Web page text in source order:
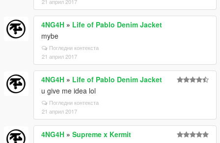
4NG4H » Life of Pablo Denim Jacket
mybe
Погледни контекста
21 април 2017
4NG4H » Life of Pablo Denim Jacket
u give me idea lol
Погледни контекста
21 април 2017
4NG4H » Supreme x Kermit